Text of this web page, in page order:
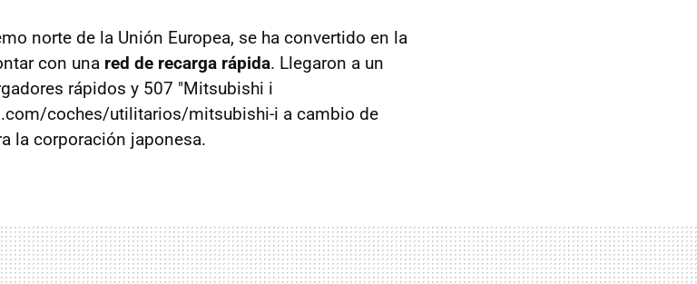
norte de la Unión Europea, se ha convertido en la
con una red de recarga rápida. Llegaron a un
rápidos y 507 "Mitsubishi i
coches/utilitarios/mitsubishi-i a cambio de
la corporación japonesa.